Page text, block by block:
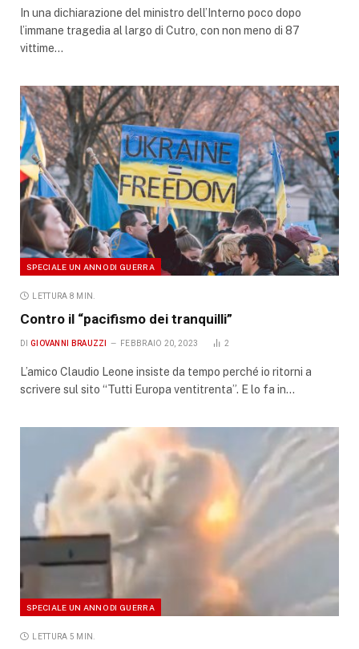
In una dichiarazione del ministro dell’Interno poco dopo
l’immane tragedia al largo di Cutro, con non meno di 87
vittime…
SPECIALE UN ANNO DI GUERRA
LETTURA 8 MIN.
Contro il “pacifismo dei tranquilli”
DI GIOVANNI BRAUZZI FEBBRAIO 20, 2023 2
L’amico Claudio Leone insiste da tempo perché io ritorni a
scrivere sul sito “Tutti Europa ventitrenta”. E lo fa in…
SPECIALE UN ANNO DI GUERRA
LETTURA 5 MIN.